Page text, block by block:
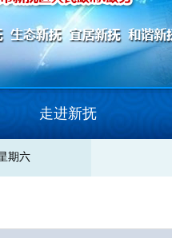
走进新抚
期六